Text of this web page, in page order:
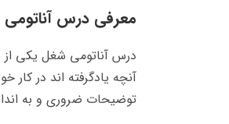
معرفی درس
درس آناتومی شغل یکی از
آنچه یادگرفته اند در
توضیحات ضروری و به اندازه. تماشای